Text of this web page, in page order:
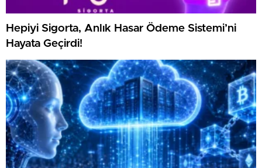
Hepiyi Sigorta, Anlık Hasar Ödeme Sistemi’ni
Hayata Geçirdi!